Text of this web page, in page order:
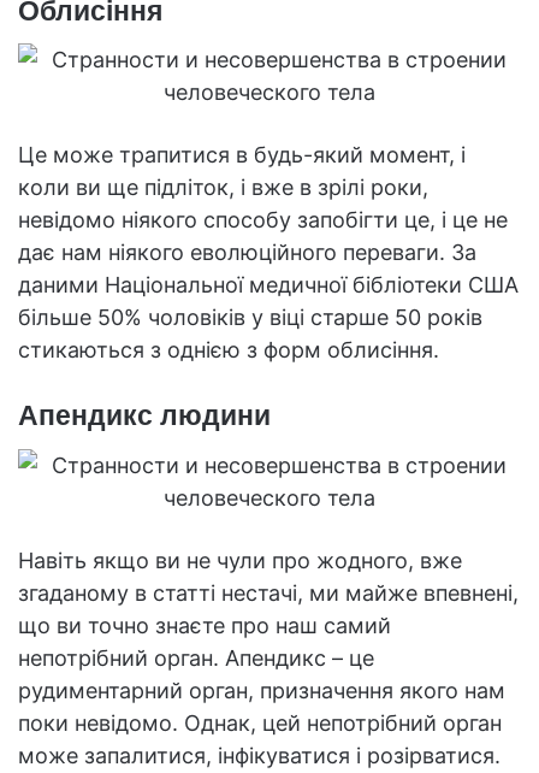
Облисіння
Це може трапитися в будь-який момент, і
коли ви ще підліток, і вже в зрілі роки,
невідомо ніякого способу запобігти це, і це не
дає нам ніякого еволюційного переваги. За
даними Національної медичної бібліотеки США
більше 50% чоловіків у віці старше 50 років
стикаються з однією з форм облисіння.
Апендикс людини
Навіть якщо ви не чули про жодного, вже
згаданому в статті нестачі, ми майже впевнені,
що ви точно знаєте про наш самий
непотрібний орган. Апендикс – це
рудиментарний орган, призначення якого нам
поки невідомо. Однак, цей непотрібний орган
може запалитися, інфікуватися і розірватися.